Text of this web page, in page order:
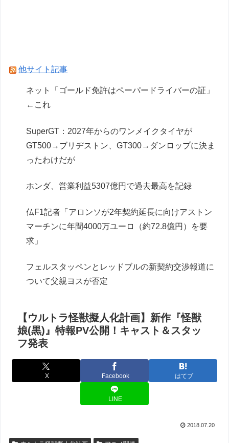
他サイト記事
ネット「ゴールド免許はペーパードライバーの証」
←これ
SuperGT：2027年からのワンメイクタイヤが
GT500→ブリヂストン、GT300→ダンロップに決ま
ったわけだが
ホンダ、営業利益5307億円で過去最高を記録
仏F1記者「アロンソが2年契約延長に向けアストン
マーチンに年間4000万ユーロ（約72.8億円）を要
求」
フェルスタッペンとレッドブルの新契約交渉報道に
ついて父親ヨスが否定
【ウルトラ怪獣擬人化計画】新作『怪獣
娘(黒)』特報PV公開！キャスト＆スタッ
フ発表
X Facebook はてブ
LINE
2018.07.20